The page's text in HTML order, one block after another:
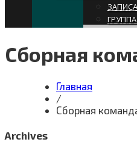
Сборная
Главная
/
Сборная
Archives